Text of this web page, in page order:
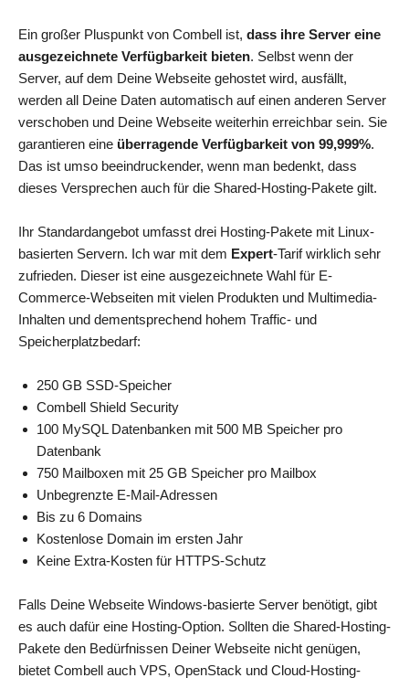
Ein großer Pluspunkt von Combell ist, dass ihre Server eine
ausgezeichnete Verfügbarkeit bieten. Selbst wenn der
Server, auf dem Deine Webseite gehostet wird, ausfällt,
werden all Deine Daten automatisch auf einen anderen Server
verschoben und Deine Webseite weiterhin erreichbar sein. Sie
garantieren eine überragende Verfügbarkeit von 99,999%.
Das ist umso beeindruckender, wenn man bedenkt, dass
dieses Versprechen auch für die Shared-Hosting-Pakete gilt.
Ihr Standardangebot umfasst drei Hosting-Pakete mit Linux-
basierten Servern. Ich war mit dem Expert-Tarif wirklich sehr
zufrieden. Dieser ist eine ausgezeichnete Wahl für E-
Commerce-Webseiten mit vielen Produkten und Multimedia-
Inhalten und dementsprechend hohem Traffic- und
Speicherplatzbedarf:
250 GB SSD-Speicher
Combell Shield Security
100 MySQL Datenbanken mit 500 MB Speicher pro
Datenbank
750 Mailboxen mit 25 GB Speicher pro Mailbox
Unbegrenzte E-Mail-Adressen
Bis zu 6 Domains
Kostenlose Domain im ersten Jahr
Keine Extra-Kosten für HTTPS-Schutz
Falls Deine Webseite Windows-basierte Server benötigt, gibt
es auch dafür eine Hosting-Option. Sollten die Shared-Hosting-
Pakete den Bedürfnissen Deiner Webseite nicht genügen,
bietet Combell auch VPS, OpenStack und Cloud-Hosting-